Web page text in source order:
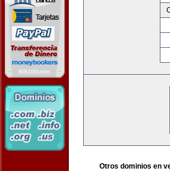
Otros dominios en